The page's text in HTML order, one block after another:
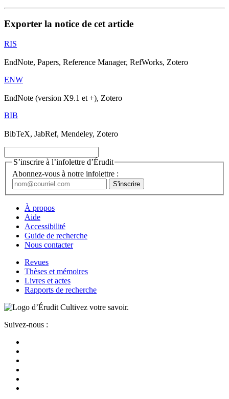
Exporter la notice de cet article
RIS
EndNote, Papers, Reference Manager, RefWorks, Zotero
ENW
EndNote (version X9.1 et +), Zotero
BIB
BibTeX, JabRef, Mendeley, Zotero
S’inscrire à l’infolettre d’Érudit
Abonnez-vous à notre infolettre :
À propos
Aide
Accessibilité
Guide de recherche
Nous contacter
Revues
Thèses et mémoires
Livres et actes
Rapports de recherche
Cultivez votre savoir.
Suivez-nous :